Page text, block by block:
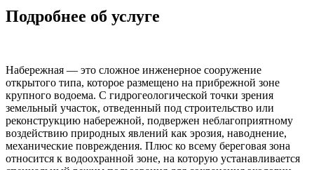
Подробнее об услуге
Набережная — это сложное инженерное сооружение
открытого типа, которое размещено на прибрежной зоне
крупного водоема. С гидрогеологической точки зрения
земельный участок, отведенный под строительство или
реконструкцию набережной, подвержен неблагоприятному
воздействию природных явлений как эрозия, наводнение,
механические повреждения. Плюс ко всему береговая зона
относится к водоохранной зоне, на которую устанавливается